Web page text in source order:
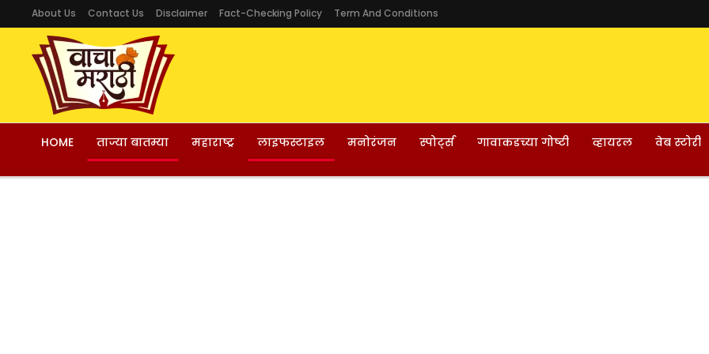
About Us Contact Us Disclaimer Fact-Checking Policy Term And Conditions
HOME ताज्या बातम्या महाराष्ट्र लाइफस्टाइल मनोरंजन स्पोर्ट्स गावाकडच्या गोष्टी व्हायरल वेब स्टोरी